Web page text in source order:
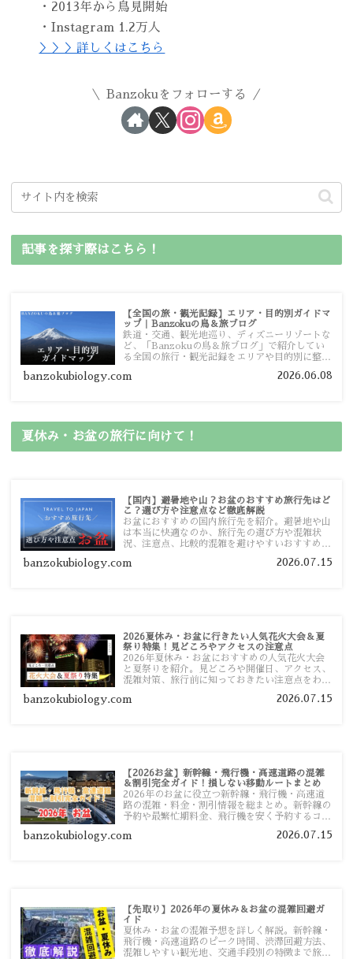
・2013年から鳥見開始
・Instagram 1.2万人
＞＞＞詳しくはこちら
Banzokuをフォローする
記事を探す際はこちら！
【全国の旅・観光記録】エリア・目的別ガイドマ
ップ｜Banzokuの鳥＆旅ブログ
鉄道・交通、観光地巡り、ディズニーリゾートな
ど、「Banzokuの鳥＆旅ブログ」で紹介してい
る全国の旅行・観光記録をエリアや目的別に整理
ガイドマップからスムーズに見つけていただけま
banzokubiology.com 2026.06.08
夏休み・お盆の旅行に向けて！
【国内】避暑地や山？お盆のおすすめ旅行先はど
こ？選び方や注意点など徹底解説
お盆におすすめの国内旅行先を紹介。避暑地や山
は本当に快適なのか、旅行先の選び方や混雑状
況、注意点、比較的混雑を避けやすいおすすめス
す。
banzokubiology.com 2026.07.15
2026夏休み・お盆に行きたい人気花火大会＆夏
祭り特集！見どころやアクセスの注意点
2026年夏休み・お盆におすすめの人気花火大会
と夏祭りを紹介。見どころや開催日、アクセス、
混雑対策、旅行前に知っておきたい注意点をわか
banzokubiology.com 2026.07.15
【2026お盆】新幹線・飛行機・高速道路の混雑
＆割引完全ガイド！損しない移動ルートまとめ
2026年のお盆に役立つ新幹線・飛行機・高速道
路の混雑・料金・割引情報を総まとめ。新幹線の
予約や最繁忙期料金、飛行機を安く予約するコ
い移動方法を分かりやすく解説します。
banzokubiology.com 2026.07.15
【先取り】2026年の夏休み＆お盆の混雑回避ガ
イド
夏休み・お盆の混雑予想を詳しく解説。新幹線・
飛行機・高速道路のピーク時間、渋滞回避方法、
混雑しやすい観光地、交通手段別の特徴まで旅行